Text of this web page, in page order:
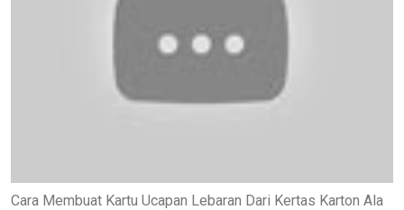
Cara Membuat Kartu Ucapan Lebaran Dari Kertas Karton Ala